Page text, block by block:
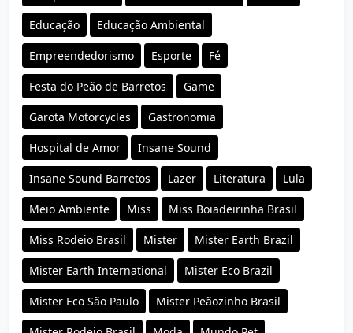
Educação Educação Ambiental
Empreendedorismo Esporte Fé
Festa do Peão de Barretos Game
Garota Motorcycles Gastronomia
Hospital de Amor Insane Sound
Insane Sound Barretos Lazer Literatura Lula
Meio Ambiente Miss Miss Boiadeirinha Brasil
Miss Rodeio Brasil Mister Mister Earth Brazil
Mister Earth International Mister Eco Brazil
Mister Eco São Paulo Mister Peãozinho Brasil